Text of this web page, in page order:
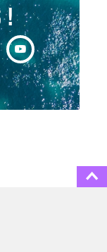
!
DE SEXE :
PLUS